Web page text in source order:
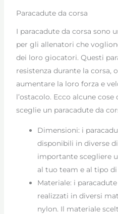
Paracadute da corsa
I paracadute da corsa sono
per gli allenatori che
dei loro giocatori. Questi
resistenza durante la corsa,
aumentare la loro forza e
l’ostacolo. Ecco alcune
sceglie un paracadute da
Dimensioni: i
disponibili in diverse
importante scegliere
al tuo team e al tipo
Materiale: i
realizzati in diversi
nylon. Il materiale